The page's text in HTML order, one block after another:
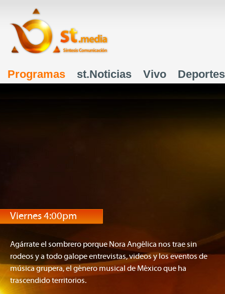
Menú principal
Programas st.Noticias Vivo Deportes
Viernes 4:00pm
Agárrate el sombrero porque Nora Angélica nos trae sin
rodeos y a todo galope entrevistas, videos y los eventos de
música grupera, el género musical de México que ha
trascendido territorios.